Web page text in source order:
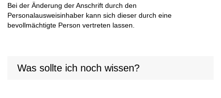
Bei der Änderung der Anschrift durch den
Personalausweisinhaber kann sich dieser durch eine
bevollmächtigte Person vertreten lassen.
Was sollte ich noch wissen?